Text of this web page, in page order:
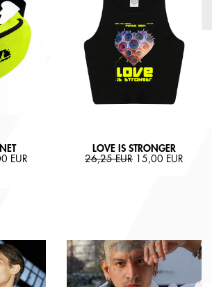
EUR
LOVE IS STRONGER
26,25 EUR 15,00 EUR